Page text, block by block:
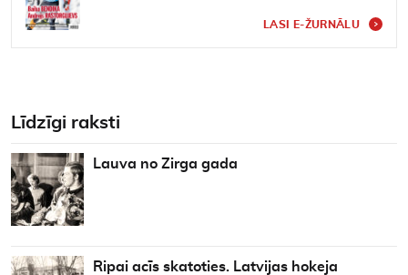
LASI E-ŽURNĀLU
Līdzīgi raksti
Lauva no Zirga gada
Ripai acīs skatoties. Latvijas hokeja